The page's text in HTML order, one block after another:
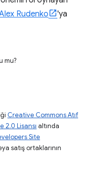
Rudenko
'ya
mu?
Creative Commons Atıf
2.0 Lisansı altında
Site
satış ortaklarının